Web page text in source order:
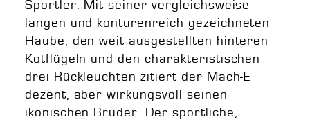
Sportler. Mit seiner vergleichsweise
langen und konturenreich gezeichneten
Haube, den weit ausgestellten hinteren
Kotflügeln und den charakteristischen
drei Rückleuchten zitiert der Mach-E
dezent, aber wirkungsvoll seinen
ikonischen Bruder. Der sportliche,